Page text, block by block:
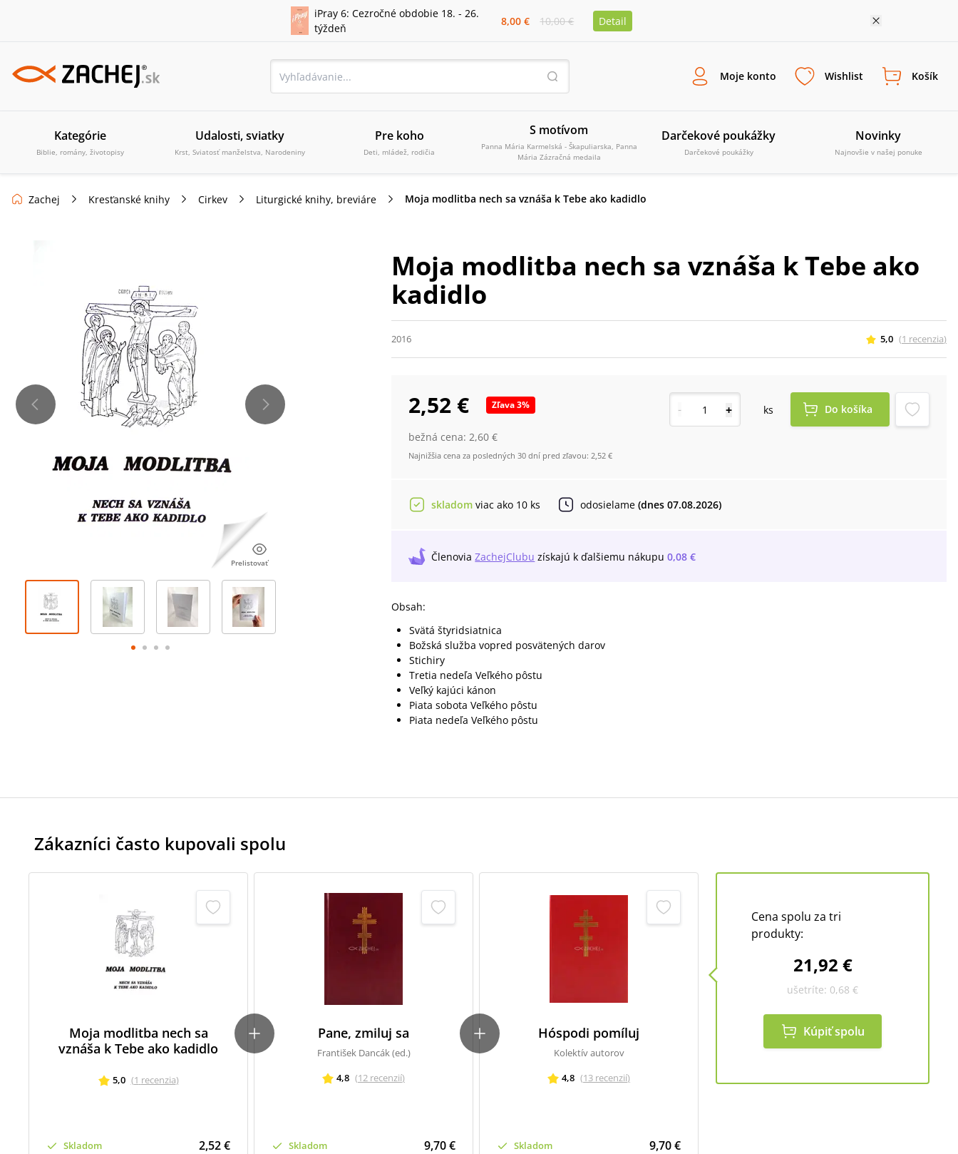
iPray 6: Cezročné obdobie 18. - 26.
týždeň
8,00 € 10,00 € Detail
Moje konto Wishlist Košík
Kategórie
Biblie, romány, životopisy
Udalosti, sviatky
Krst, Sviatosť manželstva, Narodeniny
Pre koho
Deti, mládež, rodičia
S motívom
Panna Mária Karmelská - Škapuliarska, Panna
Mária Zázračná medaila
Darčekové poukážky
Darčekové poukážky
Novinky
Najnovšie v našej ponuke
Zachej Kresťanské knihy Cirkev Liturgické knihy, breviáre Moja modlitba nech sa vznáša k Tebe ako kadidlo
Prelistovať
Moja modlitba nech sa vznáša k Tebe ako
kadidlo
2016 5,0 (1 recenzia)
2,52 € Zľava3%
bežná cena:2,60 €
Najnižšia cena za posledných 30 dní pred zľavou: 2,52 €
- + ks Do košíka
skladom viac ako 10 ks odosielame(dnes 07.08.2026)
Členovia ZachejClubu získajú k ďalšiemu nákupu 0,08 €
Obsah:
Svätá štyridsiatnica
Božská služba vopred posvätených darov
Stichiry
Tretia nedeľa Veľkého pôstu
Veľký kajúci kánon
Piata sobota Veľkého pôstu
Piata nedeľa Veľkého pôstu
Zákazníci často kupovali spolu
Moja modlitba nech sa
vznáša k Tebe ako kadidlo
5,0 (1 recenzia)
Skladom 2,52 €
Pane, zmiluj sa
František Dancák (ed.)
4,8 (12 recenzií)
Skladom 9,70 €
Hóspodi pomíluj
Kolektív autorov
4,8 (13 recenzií)
Skladom 9,70 €
Cena spolu za tri
produkty:
21,92 €
ušetríte: 0,68 €
Kúpiť spolu